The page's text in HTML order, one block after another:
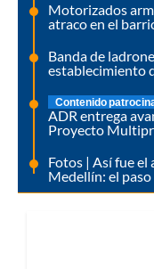
Motorizados
atraco en el
Banda de
establecimiento
Contenido
ADR entrega
Proyecto
Fotos | Así fue el
Medellín: el